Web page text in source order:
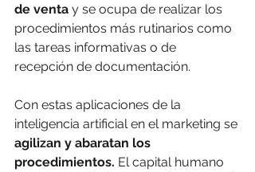
de venta y se ocupa de realizar los
procedimientos más rutinarios como
las tareas informativas o de
recepción de documentación.
Con estas aplicaciones de la
inteligencia artificial en el marketing se
agilizan y abaratan los
procedimientos. El capital humano